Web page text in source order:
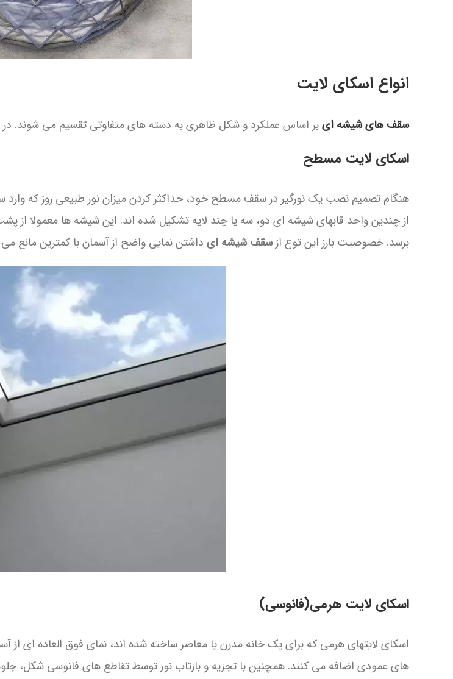
انواع اسکای لایت
سقف های شیشه ایبر اساس عملکرد و شکل ظاهری به دسته های متفاوتی تقسیم می شوند. در
اسکای لایت مسطح
هنگام تصمیم نصب یک نورگیر در سقف مسطح خود، حداکثر کردن میزان نور طبیعی روز که
از چندین واحد قابهای شیشه ای دو، سه یا چند لایه تشکیل شده اند. این شیشه ها معمولا
برسد. خصوصیت بارز این توع ازسقف شیشه ای داشتن نمایی واضح از آسمان با کمترین مانع
اسکای لایت هرمی(فانوسی)
اسکای لایتهای هرمی که برای یک خانه مدرن یا معاصر ساخته شده اند، نمای فوق العاده ای از آسمان
های عمودی اضافه می کنند. همچنین با تجزیه و بازتاب نور توسط تقاطع های فانوسی شکل،